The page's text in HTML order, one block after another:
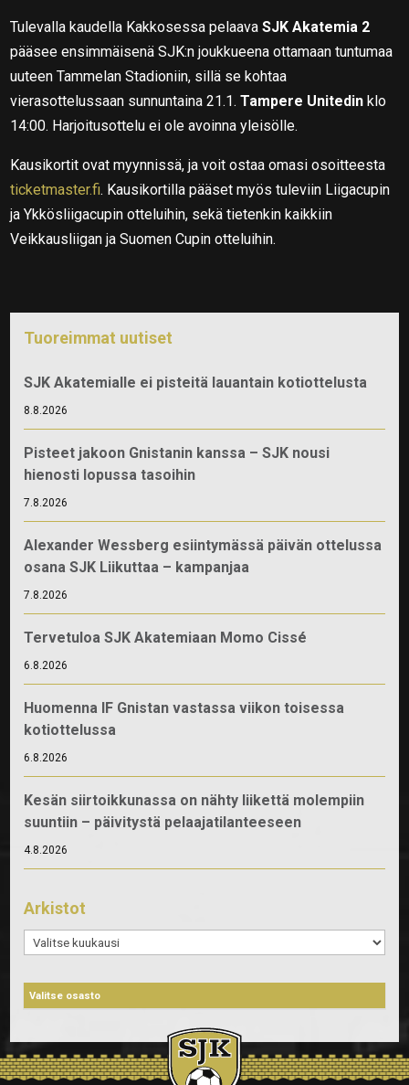
Tulevalla kaudella Kakkosessa pelaavaSJK Akatemia 2
pääsee ensimmäisenä SJK:n joukkueena ottamaan tuntumaa
uuteen Tammelan Stadioniin, sillä se kohtaa
vierasottelussaan sunnuntaina 21.1.Tampere Unitedin klo
14:00. Harjoitusottelu ei ole avoinna yleisölle.
Kausikortit ovat myynnissä, ja voit ostaa omasi osoitteesta
ticketmaster.fi. Kausikortilla pääset myös tuleviin Liigacupin
ja Ykkösliigacupin otteluihin, sekä tietenkin kaikkiin
Veikkausliigan ja Suomen Cupin otteluihin.
Tuoreimmat uutiset
SJK Akatemialle ei pisteitä lauantain kotiottelusta
8.8.2026
Pisteet jakoon Gnistanin kanssa – SJK nousi
hienosti lopussa tasoihin
7.8.2026
Alexander Wessberg esiintymässä päivän ottelussa
osana SJK Liikuttaa – kampanjaa
7.8.2026
Tervetuloa SJK Akatemiaan Momo Cissé
6.8.2026
Huomenna IF Gnistan vastassa viikon toisessa
kotiottelussa
6.8.2026
Kesän siirtoikkunassa on nähty liikettä molempiin
suuntiin – päivitystä pelaajatilanteeseen
4.8.2026
Arkistot
Arkistot